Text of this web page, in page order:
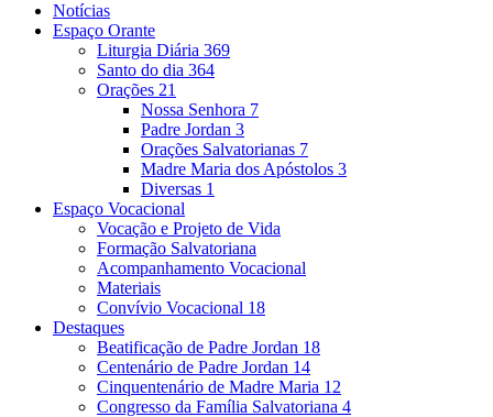
Notícias
Espaço Orante
Liturgia Diária 369
Santo do dia 364
Orações 21
Nossa Senhora 7
Padre Jordan 3
Orações Salvatorianas 7
Madre Maria dos Apóstolos 3
Diversas 1
Espaço Vocacional
Vocação e Projeto de Vida
Formação Salvatoriana
Acompanhamento Vocacional
Materiais
Convívio Vocacional 18
Destaques
Beatificação de Padre Jordan 18
Centenário de Padre Jordan 14
Cinquentenário de Madre Maria 12
Congresso da Família Salvatoriana 4